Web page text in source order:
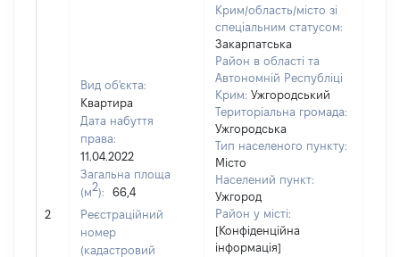
2
Вид об'єкта:
Квартира
Дата набуття
права:
11.04.2022
Загальна площа
(м2):
66,4
Реєстраційний
номер
(кадастровий
Крим/область/місто зі
спеціальним статусом:
Закарпатська
Район в області та
Автономній Республіці
Крим: Ужгородський
Територіальна громада:
Ужгородська
Тип населеного пункту:
Місто
Населений пункт:
Ужгород
Район у місті:
[Конфіденційна
інформація]